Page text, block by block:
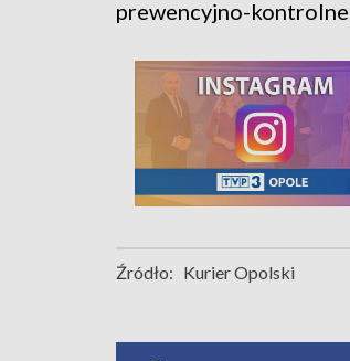
prewencyjno-
Źródło: Kurier Opolski